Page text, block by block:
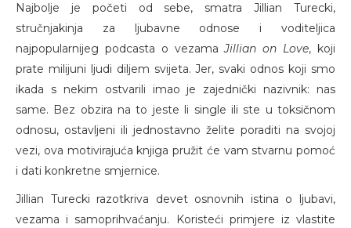
Najbolje je početi od sebe, smatra Jillian Turecki,
stručnjakinja za ljubavne odnose i voditeljica
najpopularnijeg podcasta o vezamaJillian on Love, koji
prate milijuni ljudi diljem svijeta. Jer, svaki odnos koji smo
ikada s nekim ostvarili imao je zajednički nazivnik: nas
same. Bez obzira na to jeste li single ili ste u toksičnom
odnosu, ostavljeni ili jednostavno želite poraditi na svojoj
vezi, ova motivirajuća knjiga pružit će vam stvarnu pomoć
i dati konkretne smjernice.
Jillian Turecki razotkriva devet osnovnih istina o ljubavi,
vezama i samoprihvaćanju. Koristeći primjere iz vlastite